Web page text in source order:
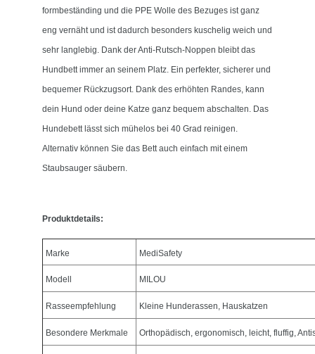
formbeständing und die PPE Wolle des Bezuges ist ganz
eng vernäht und ist dadurch besonders kuschelig weich und
sehr langlebig. Dank der Anti-Rutsch-Noppen bleibt das
Hundbett immer an seinem Platz. Ein perfekter, sicherer und
bequemer Rückzugsort. Dank des erhöhten Randes, kann
dein Hund oder deine Katze ganz bequem abschalten. Das
Hundebett lässt sich mühelos bei 40 Grad reinigen.
Alternativ können Sie das Bett auch einfach mit einem
Staubsauger säubern.
Produktdetails:
Marke MediSafety
Modell MILOU
Rasseempfehlung Kleine Hunderassen, Hauskatzen
Besondere Merkmale Orthopädisch, ergonomisch, leicht, fluffig,